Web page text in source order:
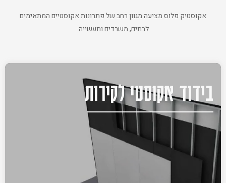
אקוסטיק פלוס מציעה מגוון רחב של פתרונות אקוסטיים המתאימים
לבתים, משרדים ותעשייה.
בידוד אקוסטי לקירות